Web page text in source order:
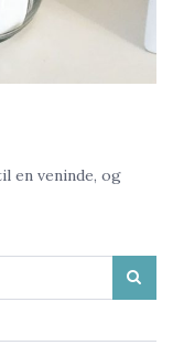
en veninde, og